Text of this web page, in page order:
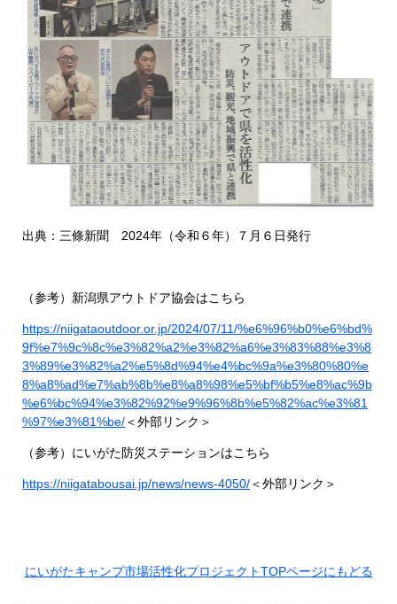
出典：三條新聞 2024年（令和６年）７月６日発行
（参考）新潟県アウトドア協会はこちら
https://niigataoutdoor.or.jp/2024/07/11/%e6%96%b0%e6%bd%
9f%e7%9c%8c%e3%82%a2%e3%82%a6%e3%83%88%e3%8
3%89%e3%82%a2%e5%8d%94%e4%bc%9a%e3%80%80%e
8%a8%ad%e7%ab%8b%e8%a8%98%e5%bf%b5%e8%ac%9b
%e6%bc%94%e3%82%92%e9%96%8b%e5%82%ac%e3%81
%97%e3%81%be/＜外部リンク＞
（参考）にいがた防災ステーションはこちら
https://niigatabousai.jp/news/news-4050/＜外部リンク＞
にいがたキャンプ市場活性化プロジェクトTOPページにもどる